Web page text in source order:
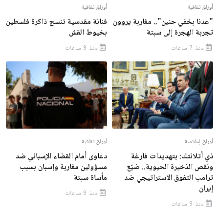
أوراق ثقافية
"عدنا بخفي حنين".. مغاربة يروون
تجربة الهجرة إلى سبتة
منذ 7 ساعات
أوراق ثقافية
فنانة مقدسية تنسج ذاكرة فلسطين
بخيوط القش
منذ 9 ساعات
أوراق إعلامية
ذي أتلانتك: بتهديدات فارغة
ونقص الذخيرة الحيوية.. ضيّع
ترامب التفوق الاستراتيجي ضد
إيران
منذ 9 ساعات
أوراق ثقافية
دعاوى أمام القضاء الإسباني ضد
مسؤولين مغاربة وإسبان بسبب
مأساة سبتة
منذ 9 ساعات